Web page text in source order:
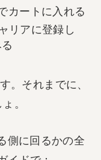
カートに入れる
リアに登録し
。それまでに、
。
側に回るかの全